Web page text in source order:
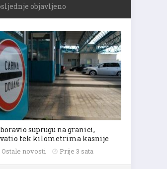
objavljeno
suprugu na granici,
tek kilometrima kasnije
Ostale novosti Prije 3 sata